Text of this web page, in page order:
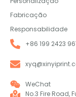
Fabricação
Responsabilidade
+86 199 2423
WeChat
No.3 Fire Road,